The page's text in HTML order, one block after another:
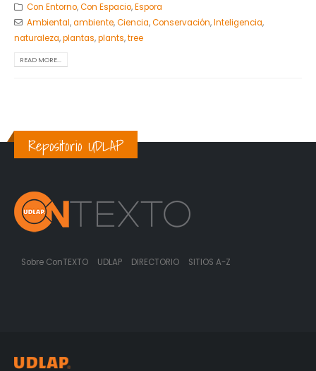
Con Entorno,Con Espacio,Espora
Ambiental,ambiente,Ciencia,Conservación,Inteligencia,
naturaleza,plantas,plants,tree
READ MORE...
Repositorio UDLAP
Sobre ConTEXTO UDLAP DIRECTORIO SITIOS A-Z